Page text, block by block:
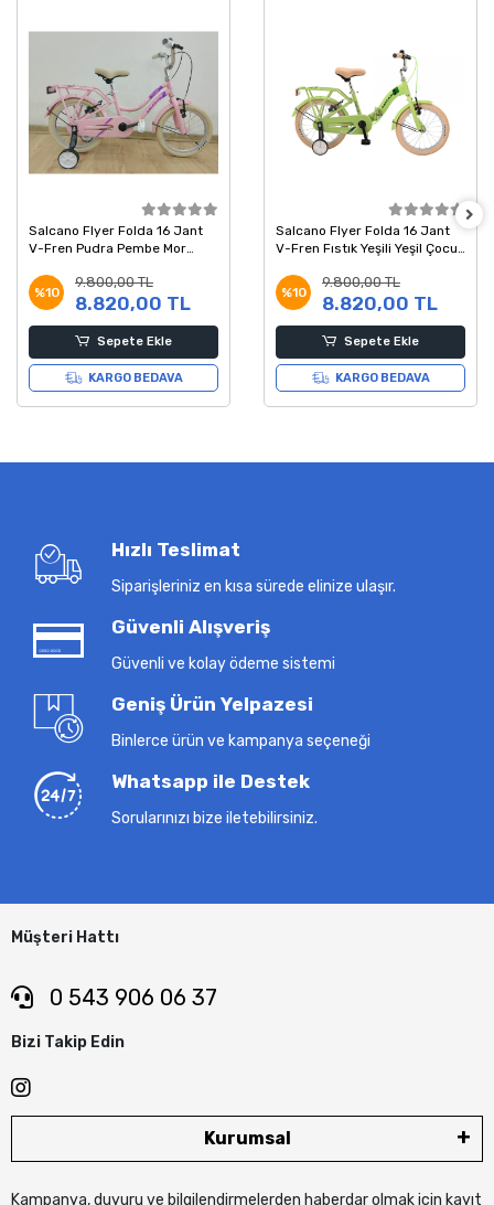
Salcano Flyer Folda 16 Jant
V-Fren Pudra Pembe Mor
%10
9.800,00 TL
8.820,00 TL
Sepete Ekle
KARGO BEDAVA
Salcano Flyer Folda 16 Jant
V-Fren Fıstık Yeşili Yeşil Çocuk
%10
9.800,00 TL
8.820,00 TL
Sepete Ekle
KARGO BEDAVA
Hızlı Teslimat
Siparişleriniz en kısa sürede elinize ulaşır.
Güvenli Alışveriş
Güvenli ve kolay ödeme sistemi
Geniş Ürün Yelpazesi
Binlerce ürün ve kampanya seçeneği
Whatsapp ile Destek
Sorularınızı bize iletebilirsiniz.
Müşteri Hattı
0 543 906 06 37
Bizi Takip Edin
Kurumsal
Kampanya, duyuru ve bilgilendirmelerden haberdar olmak için kayıt